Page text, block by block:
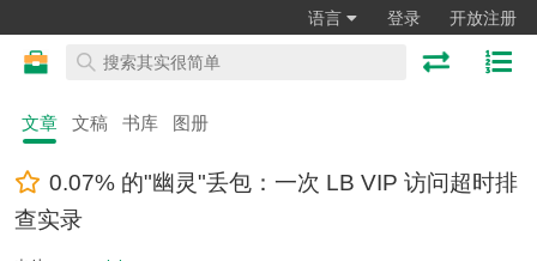
语言 登录 开放注册
文章 文稿 书库 图册
0.07% 的"幽灵"丢包：一次 LB VIP 访问超时排
查实录